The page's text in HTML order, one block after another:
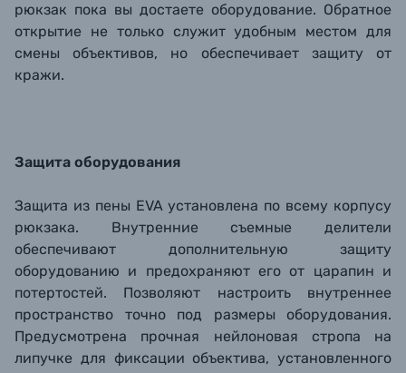
рюкзак пока вы достаете оборудование. Обратное
открытие не только служит удобным местом для
смены объективов, но обеспечивает защиту от
кражи.
Защита оборудования
Защита из пены EVA установлена по всему корпусу
рюкзака. Внутренние съемные делители
обеспечивают дополнительную защиту
оборудованию и предохраняют его от царапин и
потертостей. Позволяют настроить внутреннее
пространство точно под размеры оборудования.
Предусмотрена прочная нейлоновая стропа на
липучке для фиксации объектива, установленного